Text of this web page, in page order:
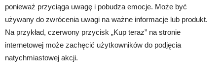
ponieważ przyciąga uwagę i pobudza emocje. Może być
używany do zwrócenia uwagi na ważne informacje lub produkt.
Na przykład, czerwony przycisk „Kup teraz” na stronie
internetowej może zachęcić użytkowników do podjęcia
natychmiastowej akcji.